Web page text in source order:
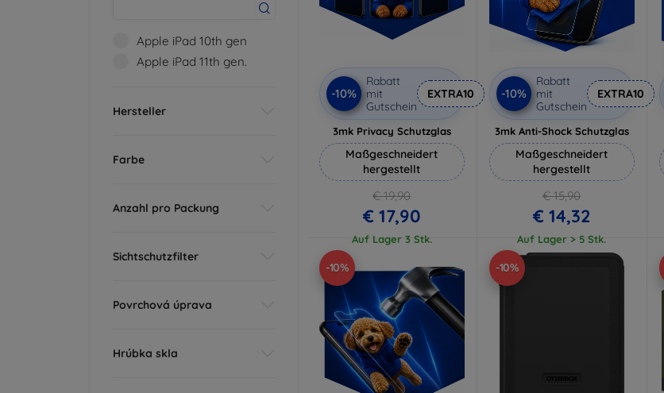
Apple iPad 10th gen
Apple iPad 11th gen.
Hersteller
Farbe
Anzahl pro Packung
Sichtschutzfilter
Povrchová úprava
Hrúbka skla
-10%
Rabatt
mit
Gutschein
EXTRA10
3mk Privacy Schutzglas
Maßgeschneidert
hergestellt
€ 19,90
€ 17,90
Auf Lager 3 Stk.
-10%
Rabatt
mit
Gutschein
EXTRA10
3mk Anti-Shock Schutzglas
Maßgeschneidert
hergestellt
€ 15,90
€ 14,32
Auf Lager > 5 Stk.
-10% -10%